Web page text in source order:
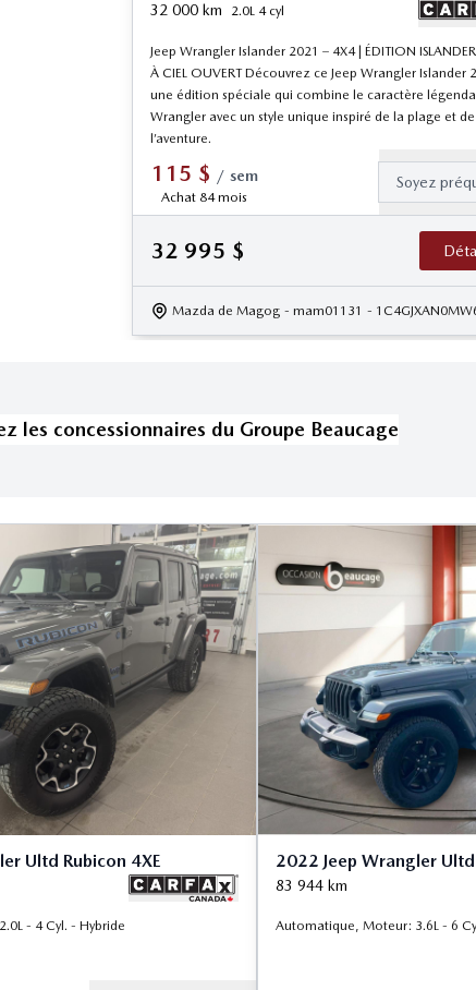
32 000km 2.0L 4 cyl
Jeep Wrangler Islander 2021 – 4X4 | ÉDITION ISLANDER
À CIEL OUVERT Découvrez ce Jeep Wrangler Islander
une édition spéciale qui combine le caractère
Wrangler avec un style unique inspiré de la plage et de
l’aventure.
115 $ / sem
Achat 84 mois
Soyez
32 995 $
Mazda de Magog - mam01131 -
les concessionnaires du Groupe Beaucage
Ultd Rubicon 4XE
- 4 Cyl. - Hybride
2022 Jeep Wrangler
83 944km
Automatique, Moteur: 3.6L - 6